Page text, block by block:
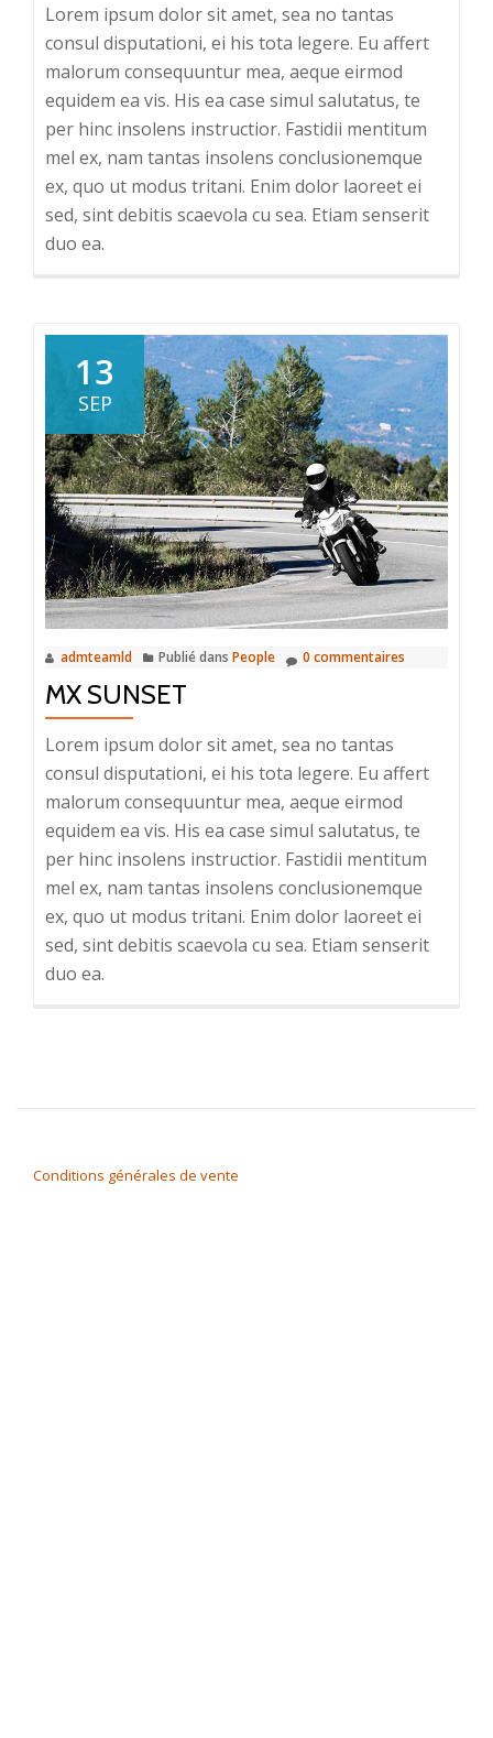
Lorem ipsum dolor sit amet, sea no tantas
consul disputationi, ei his tota legere. Eu affert
malorum consequuntur mea, aeque eirmod
equidem ea vis. His ea case simul salutatus, te
per hinc insolens instructior. Fastidii mentitum
mel ex, nam tantas insolens conclusionemque
ex, quo ut modus tritani. Enim dolor laoreet ei
sed, sint debitis scaevola cu sea. Etiam senserit
duo ea.
13
SEP
admteamld Publié dans People 0 commentaires
MX SUNSET
Lorem ipsum dolor sit amet, sea no tantas
consul disputationi, ei his tota legere. Eu affert
malorum consequuntur mea, aeque eirmod
equidem ea vis. His ea case simul salutatus, te
per hinc insolens instructior. Fastidii mentitum
mel ex, nam tantas insolens conclusionemque
ex, quo ut modus tritani. Enim dolor laoreet ei
sed, sint debitis scaevola cu sea. Etiam senserit
duo ea.
Conditions générales de vente